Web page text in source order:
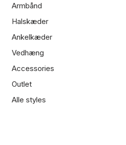
Armbånd
Halskæder
Ankelkæder
Vedhæng
Accessories
Outlet
Alle styles